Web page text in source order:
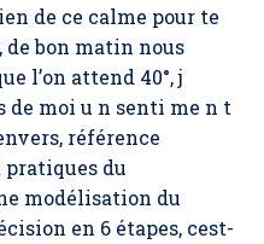
de ce calme pour te
de bon matin nous
l’on attend 40°, j
de moi u n senti me n t
référence
du
modélisation du
en 6 étapes, cest-